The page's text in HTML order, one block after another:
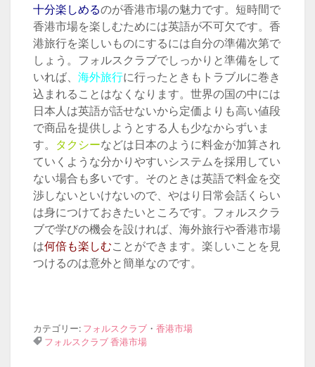
香港は日本から非常に近く、一日だけの滞在でも
十分楽しめるのが香港市場の魅力です。短時間で
香港市場を楽しむためには英語が不可欠です。香
港旅行を楽しいものにするには自分の準備次第で
しょう。フォルスクラブでしっかりと準備をして
いれば、海外旅行に行ったときもトラブルに巻き
込まれることはなくなります。世界の国の中には
す。タクシー などは日本のように料金が加算され
ていくような分かりやすいシステムを採用してい